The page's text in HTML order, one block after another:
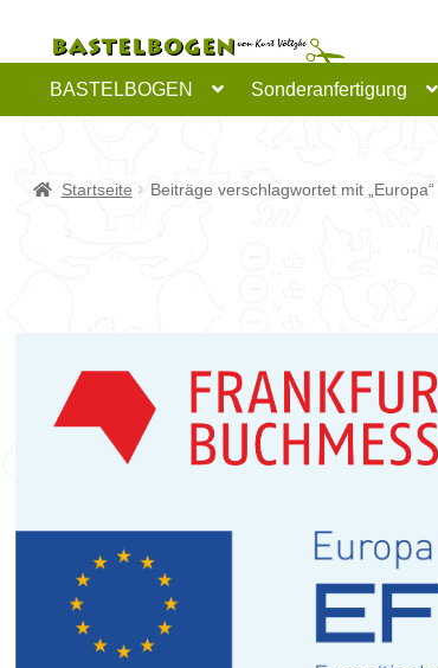
Navigation
BASTELBOGEN Sonderanfertigung
Startseite Beiträge verschlagwortet mit „Europa“